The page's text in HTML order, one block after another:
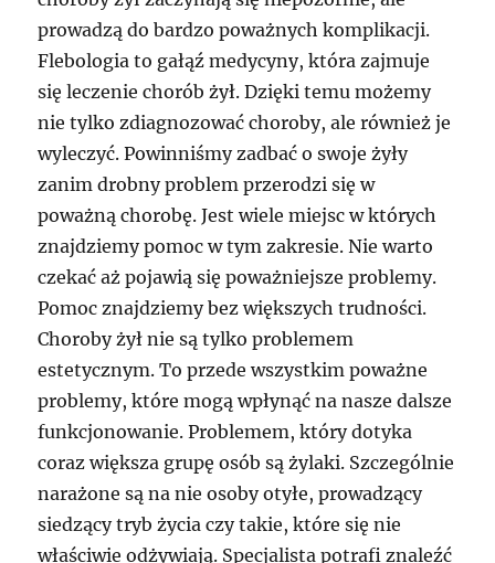
prowadzą do bardzo poważnych komplikacji.
Flebologia to gałąź medycyny, która zajmuje
się leczenie chorób żył. Dzięki temu możemy
nie tylko zdiagnozować choroby, ale również je
wyleczyć. Powinniśmy zadbać o swoje żyły
zanim drobny problem przerodzi się w
poważną chorobę. Jest wiele miejsc w których
znajdziemy pomoc w tym zakresie. Nie warto
czekać aż pojawią się poważniejsze problemy.
Pomoc znajdziemy bez większych trudności.
Choroby żył nie są tylko problemem
estetycznym. To przede wszystkim poważne
problemy, które mogą wpłynąć na nasze dalsze
funkcjonowanie. Problemem, który dotyka
coraz większa grupę osób są żylaki. Szczególnie
narażone są na nie osoby otyłe, prowadzący
siedzący tryb życia czy takie, które się nie
właściwie odżywiają. Specjalista potrafi znaleźć